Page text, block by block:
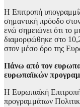
Η Επιτροπή
σημαντική πρόοδο
ενώ σημειώνει ότι το
διαμορφώθηκε στο
στον μέσο όρο της
Πάνω από τον
ευρωπαϊκών
Η Ευρωπαϊκή
προγραμμάτων